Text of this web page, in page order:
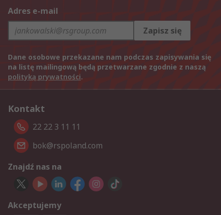
Adres e-mail
Zapisz się
Dane osobowe przekazane nam podczas zapisywania się
na listę mailingową będą przetwarzane zgodnie z naszą
polityką prywatności.
Kontakt
22 22 3 11 11
bok@rspoland.com
Znajdź nas na
Akceptujemy